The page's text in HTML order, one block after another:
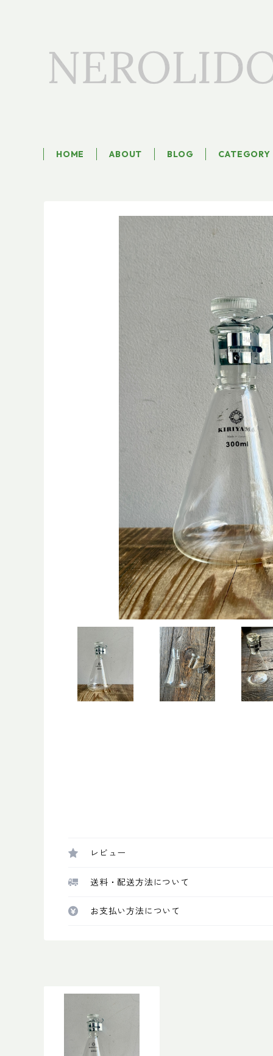
HOME ABOUT BLOG CATEGORY
レビュー
送料・配送方法について
お支払い方法について